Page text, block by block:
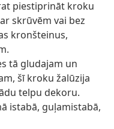
piestiprināt kroku
skrūvēm vai bez
kronšteinus,
tā gludajam un
šī kroku žalūzija
telpu dekoru.
istabā, guļamistabā,